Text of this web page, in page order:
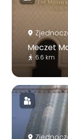
Meczet
6.6 km